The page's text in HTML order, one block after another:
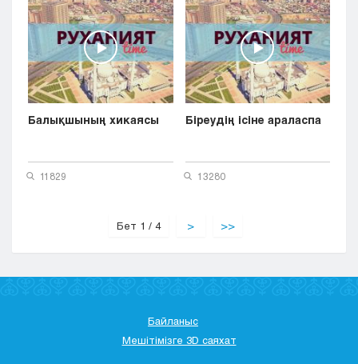
Балықшының хикаясы
11829
Біреудің ісіне араласпа
13280
Бет 1 / 4 > >>
Байланыс
Мешітімізге 3D саяхат